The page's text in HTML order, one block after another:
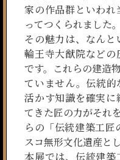
家の作品群といわれ
ってつくられました。
その魅力は、なん
輪王寺大猷院など
です。これらの建造
ていません。伝統
活かす知識を確実
てきた匠の力がそれ
らの「伝統建築工匠
スコ無形文化遺産と
本展では、伝統建